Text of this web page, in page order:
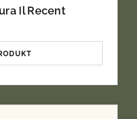
Il Recent